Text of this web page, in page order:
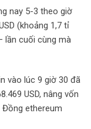
nay 5-3 theo giờ
(khoảng 1,7 tỉ
lần cuối cùng mà
vào lúc 9 giờ 30 đã
USD, nâng vốn
Đồng ethereum